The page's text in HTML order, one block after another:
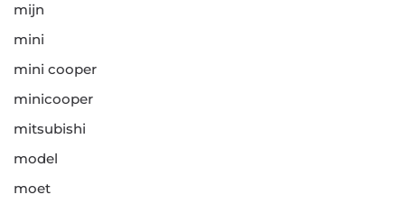
mijn
mini
mini cooper
minicooper
mitsubishi
model
moet